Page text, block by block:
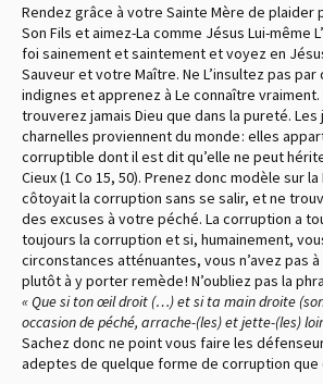
Rendez grâce à votre Sainte Mère de plaider
Son Fils et aimez-La comme Jésus Lui-même
foi sainement et saintement et voyez en
Sauveur et votre Maître. Ne L’insultez pas par
indignes et apprenez à Le connaître
trouverez jamais Dieu que dans la pureté. Les
charnelles proviennent du monde : elles
corruptible dont il est dit qu’elle ne peut
Cieux (1 Co 15, 50). Prenez donc modèle sur
côtoyait la corruption sans se salir, et ne
des excuses à votre péché. La corruption a
toujours la corruption et si, humainement,
circonstances atténuantes, vous n’avez pas
plutôt à y porter remède ! N’oubliez pas la
« Que si ton œil droit (…) et si ta main droite
occasion de péché, arrache-(les) et jette-(les)
Sachez donc ne point vous faire les
adeptes de quelque forme de corruption que